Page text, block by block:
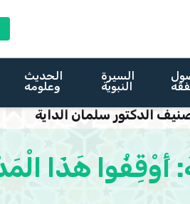
السيرة
النبوية
الحديث
وعلومه
الدكتور سلمان الداية